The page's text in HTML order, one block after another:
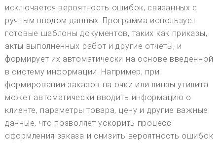
исключается вероятность ошибок, связанных с
ручным вводом данных. Программа использует
готовые шаблоны документов, таких как приказы,
акты выполненных работ и другие отчеты, и
формирует их автоматически на основе введенной
в систему информации. Например, при
формировании заказов на очки или линзы утилита
может автоматически вводить информацию о
клиенте, параметры товара, цену и другие важные
данные, что позволяет ускорить процесс
оформления заказа и снизить вероятность ошибок